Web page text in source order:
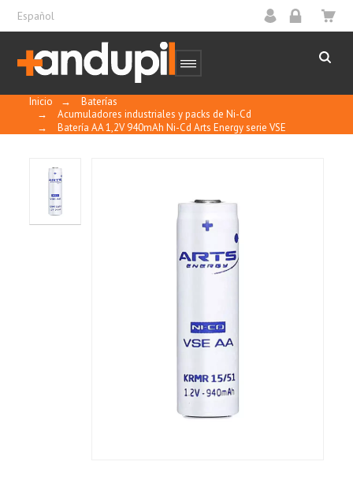
Español
Inicio →
Baterías
→
Acumuladores industriales y packs de Ni-Cd
→
Batería AA 1,2V 940mAh Ni-Cd Arts Energy serie VSE
Principales ventajas:
Serie de energía súper alta que proporciona
Modelos de radiocontrol
Aparatos domésticos
Terminales de mano